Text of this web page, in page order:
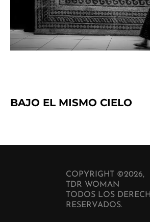
BAJO EL MISMO CIELO
COPYRIGHT ©2026,
TDR WOMAN
TODOS LOS
RESERVADOS.